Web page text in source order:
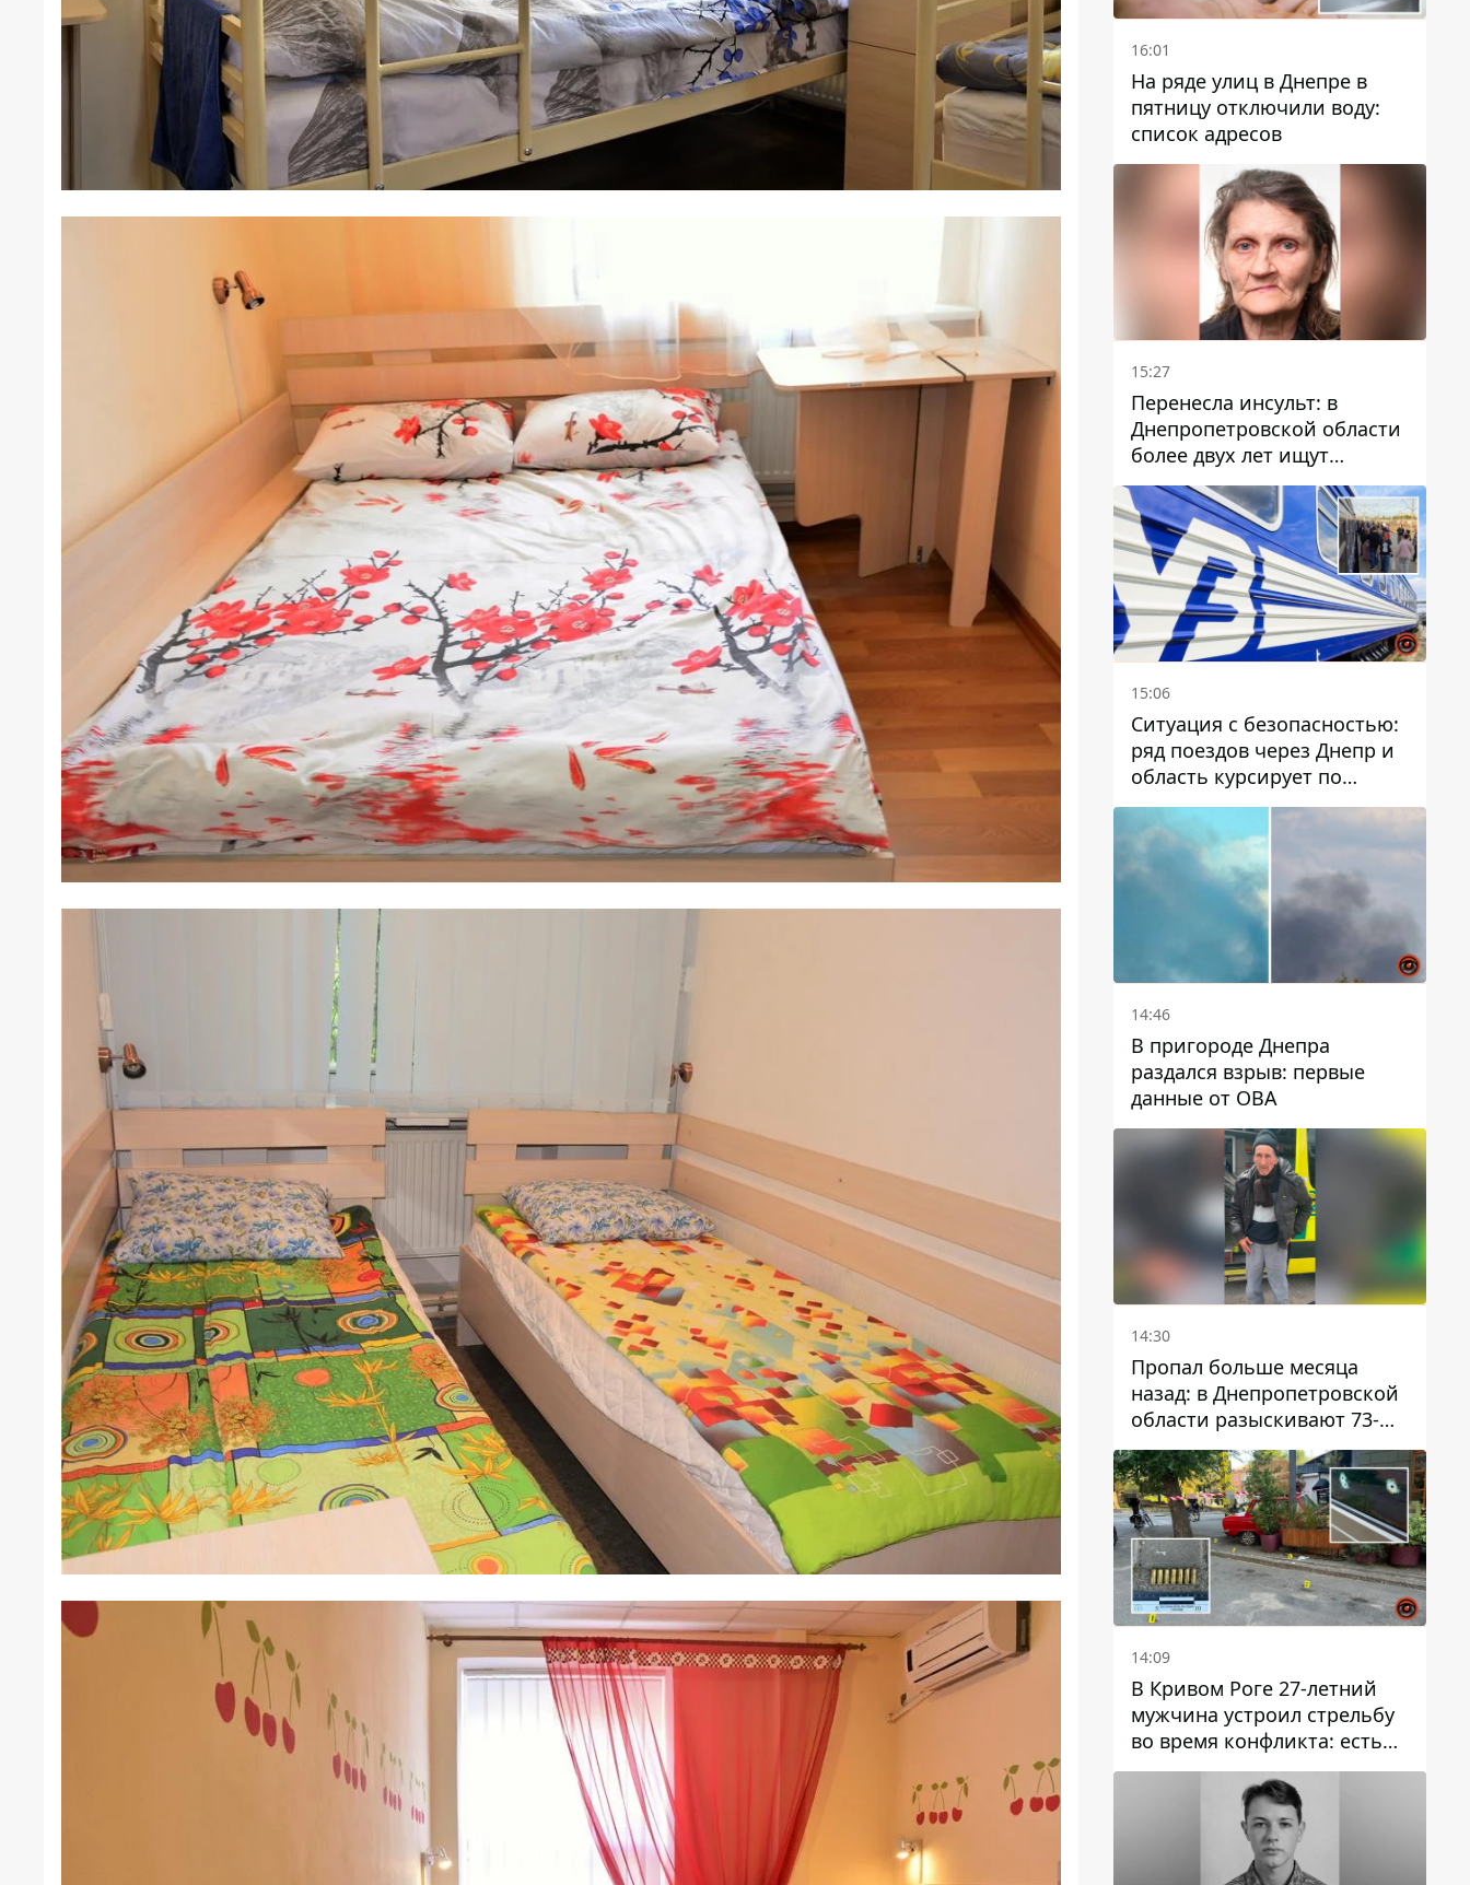
16:01
На ряде улиц в Днепре в
пятницу отключили воду:
список адресов
15:27
Перенесла инсульт: в
Днепропетровской области
более двух лет ищут
пропавшую женщину
15:06
Ситуация с безопасностью:
ряд поездов через Днепр и
область курсирует по
измененному маршруту, а
часть пути заменили
автобусами и электричками
14:46
В пригороде Днепра
раздался взрыв: первые
данные от ОВА
14:30
Пропал больше месяца
назад: в Днепропетровской
области разыскивают 73-
летнего мужчину
14:09
В Кривом Роге 27-летний
мужчина устроил стрельбу
во время конфликта: есть
раненый